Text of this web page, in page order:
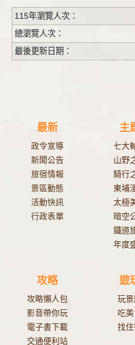
115年瀏覽人次：
總瀏覽人次：
最後更新日期：
最新
政令宣導
新聞公告
旅宿情報
景區動態
活動快訊
行政表單
主
七大
山野
騎行
東埔
太極
暗空
鐵道
年度
攻略
攻略懶人包
影音帶你玩
電子書下載
交通便利站
遊
玩
吃
找住